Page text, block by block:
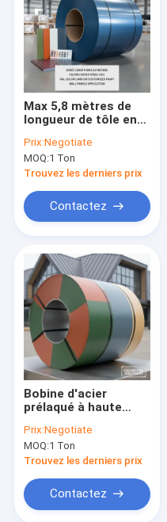
Produits
A propos de nous
Visite d'usine
Contrôle de la qualité
nouvelles
Demande de soumission
Max 5,8 mètres de
longueur de tôle en
couleur avec carte
de couleurs RAL ou
peinture
haute résistance à la
corrosion
Prix:Negotiate
MOQ:1 Ton
Trouvez les derniers prix
Contactez
Bobine d'acier
prélaqué à haute
corrosion avec
peinture PE/SM
P/HDP/PVDF et
DX51D pour toiture
et bardage
Prix:Negotiate
MOQ:1 Ton
Trouvez les derniers prix
Contactez